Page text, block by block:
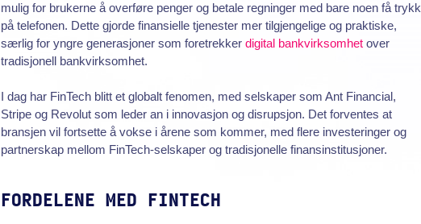
mulig for brukerne å overføre penger og betale regninger med bare noen få trykk
på telefonen. Dette gjorde finansielle tjenester mer tilgjengelige og praktiske,
særlig for yngre generasjoner som foretrekker digital bankvirksomhetover
tradisjonell bankvirksomhet.
I dag har FinTech blitt et globalt fenomen, med selskaper som Ant Financial,
Stripe og Revolut som leder an i innovasjon og disrupsjon. Det forventes at
bransjen vil fortsette å vokse i årene som kommer, med flere investeringer og
partnerskap mellom FinTech-selskaper og tradisjonelle finansinstitusjoner.
FORDELENE MED FINTECH